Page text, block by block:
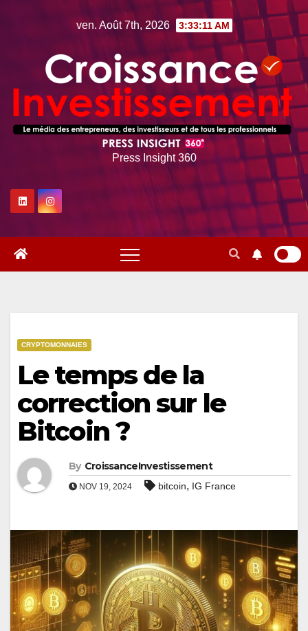
ven. Août 7th, 2026 3:33:12 AM
Press Insight 360
CRYPTOMONNAIES
Le temps de la
correction sur le
Bitcoin ?
By CroissanceInvestissement
NOV 19, 2024 bitcoin, IG France